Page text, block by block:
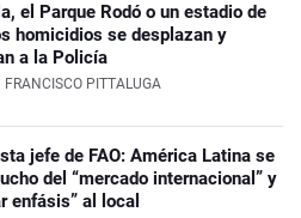
el Parque Rodó o un estadio de
homicidios se desplazan y
a la Policía
PITTALUGA
jefe de FAO: América Latina se
del “mercado internacional” y
enfásis” al local